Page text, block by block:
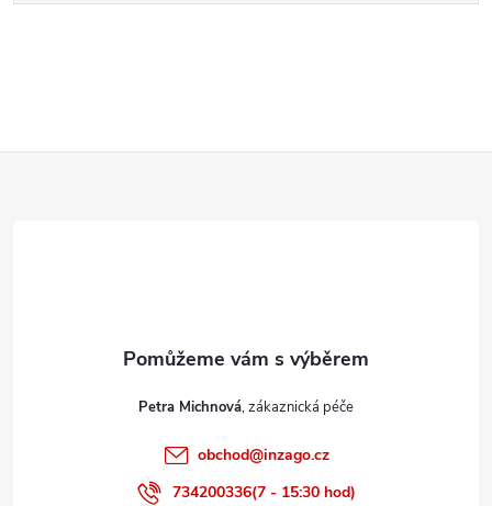
Petra Michnová
obchod@inzago.cz
734200336(7 - 15:30 hod)